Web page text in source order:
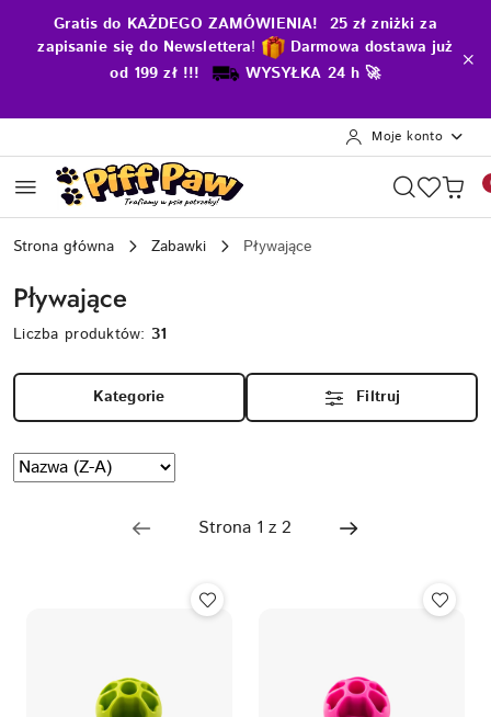
Przejdź do treści głównej
Przejdź do wyszukiwarki
Przejdź do moje konto
Przejdź do menu głównego
Przejdź do stopki
Gratis do KAŻDEGO ZAMÓWIENIA! 25 zł zniżki za
zapisanie się do Newslettera! Darmowa dostawa już
od 199 zł !!!
WYSYŁKA 24 h 🚀
Moje konto
Strona główna Zabawki Pływające
Pływające
Liczba produktów:31
Kategorie Filtruj
Zastosowano
sortowanie:
Sortuj
według